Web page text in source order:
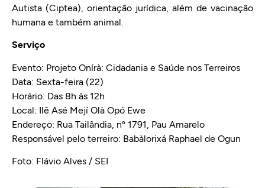
Autista (Ciptea), orientação jurídica, além de vacinação
humana e também animal.
Serviço
Evento: Projeto Onírà: Cidadania e Saúde nos Terreiros
Data: Sexta-feira (22)
Horário: Das 8h às 12h
Local: Ilê Asé Mejí Olà Opó Ewe
Endereço: Rua Tailândia, nº 1791, Pau Amarelo
Responsável pelo terreiro: Babàlorixá Raphael de Ogun
Foto: Flávio Alves / SEI